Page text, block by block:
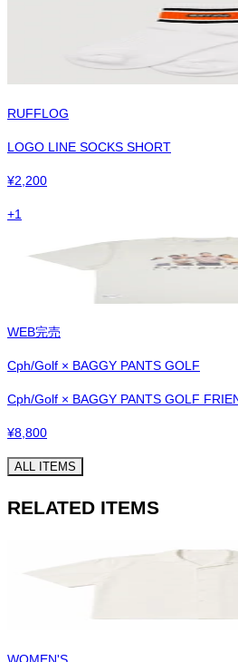
RUFFLOG
LOGO LINE SOCKS SHORT
¥2,200
+1
WEB完売
Cph/Golf × BAGGY PANTS GOLF
Cph/Golf × BAGGY PANTS GOLF
¥8,800
ALL ITEMS
RELATED ITEMS
WOMEN'S